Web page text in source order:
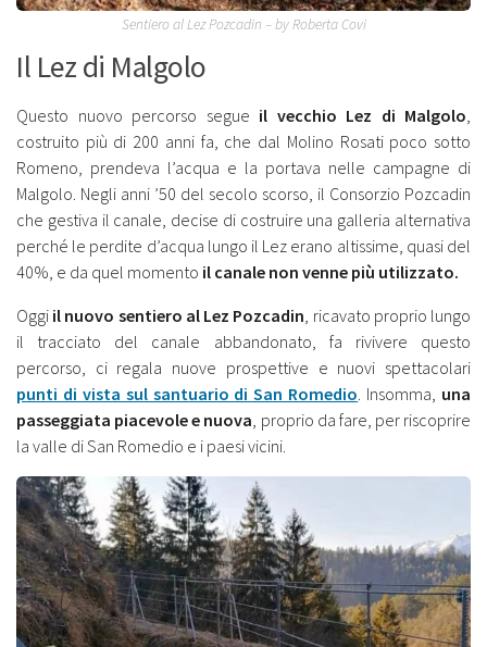
Sentiero al Lez Pozcadin – by Roberta Covi
Il Lez di Malgolo
Questo nuovo percorso segue il vecchio Lez di Malgolo,
costruito più di 200 anni fa, che dal Molino Rosati poco sotto
Romeno, prendeva l’acqua e la portava nelle campagne di
Malgolo. Negli anni ’50 del secolo scorso, il Consorzio Pozcadin
che gestiva il canale, decise di costruire una galleria alternativa
perché le perdite d’acqua lungo il Lez erano altissime, quasi del
40%, e da quel momento il canale non venne più utilizzato.
Oggi il nuovo sentiero al Lez Pozcadin, ricavato proprio lungo
il tracciato del canale abbandonato, fa rivivere questo
percorso, ci regala nuove prospettive e nuovi spettacolari
punti di vista sul santuario di San Romedio. Insomma, una
passeggiata piacevole e nuova, proprio da fare, per riscoprire
la valle di San Romedio e i paesi vicini.